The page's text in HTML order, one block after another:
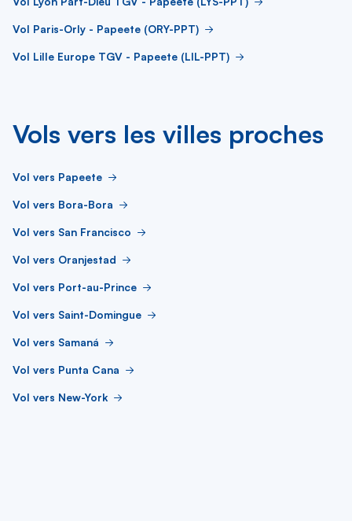
Vol Paris-Orly - Papeete (ORY-PPT)
Vol Lille Europe TGV - Papeete (LIL-PPT)
Vols vers les villes proches
Vol vers Papeete
Vol vers Bora-Bora
Vol vers San Francisco
Vol vers Oranjestad
Vol vers Port-au-Prince
Vol vers Saint-Domingue
Vol vers Samaná
Vol vers Punta Cana
Vol vers New-York